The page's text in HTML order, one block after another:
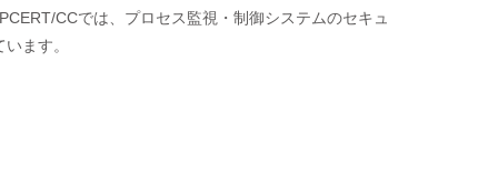
CCでは、プロセス監視・制御システムのセキュ
ます。